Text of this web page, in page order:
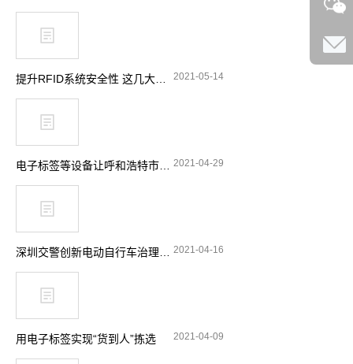
提升RFID系统安全性 这几大要点要留意 2021-05-14
电子标签等设备让呼和浩特市特种设备安全实现“零”事故 2021-04-29
深圳交警创新电动自行车治理理念 引入RFID技术显奇效 2021-04-16
用电子标签实现“货到人”拣选 2021-04-09